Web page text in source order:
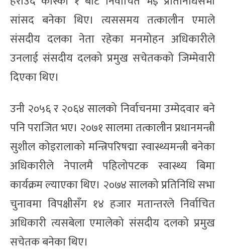
सांसद बनेका थिए। त्यससमय तत्कालीन एमाले
संसदीय दलका नेता रहेका मनमोहन अधिकारीले
उनलाई संसदीय दलको प्रमुख सचेतकको जिम्मेवारी
दिएका थिए।
उनी २०५६ र २०६४ सालको निर्वाचनमा उम्मेदवार बने
पनि पराजित भए। २०७१ सालमा तत्कालीन प्रधानमन्त्री
सुशील कोइरालाको मन्त्रिपरिषद्मा स्वास्थ्यमन्त्री बनेका
अधिकारीले नेपालमै पहिलोपटक स्वास्थ्य बिमा
कार्यक्रम ल्याएका थिए। २०७४ सालको प्रतिनिधि सभा
चुनावमा विपक्षीसँग १४ हजार मतान्तरले निर्वाचित
अधिकारी त्यसबेला एमालेको संसदीय दलको प्रमुख
सचेतक बनेका थिए।